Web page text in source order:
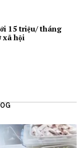
15 triệu/ tháng
xã hội